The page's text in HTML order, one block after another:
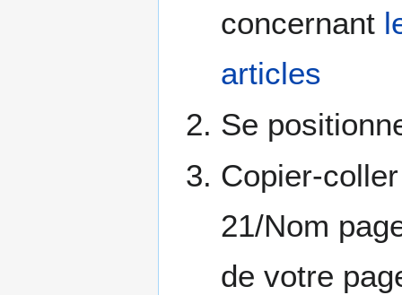
concernant
articles
Se
Copier-
21/Nom
de votre